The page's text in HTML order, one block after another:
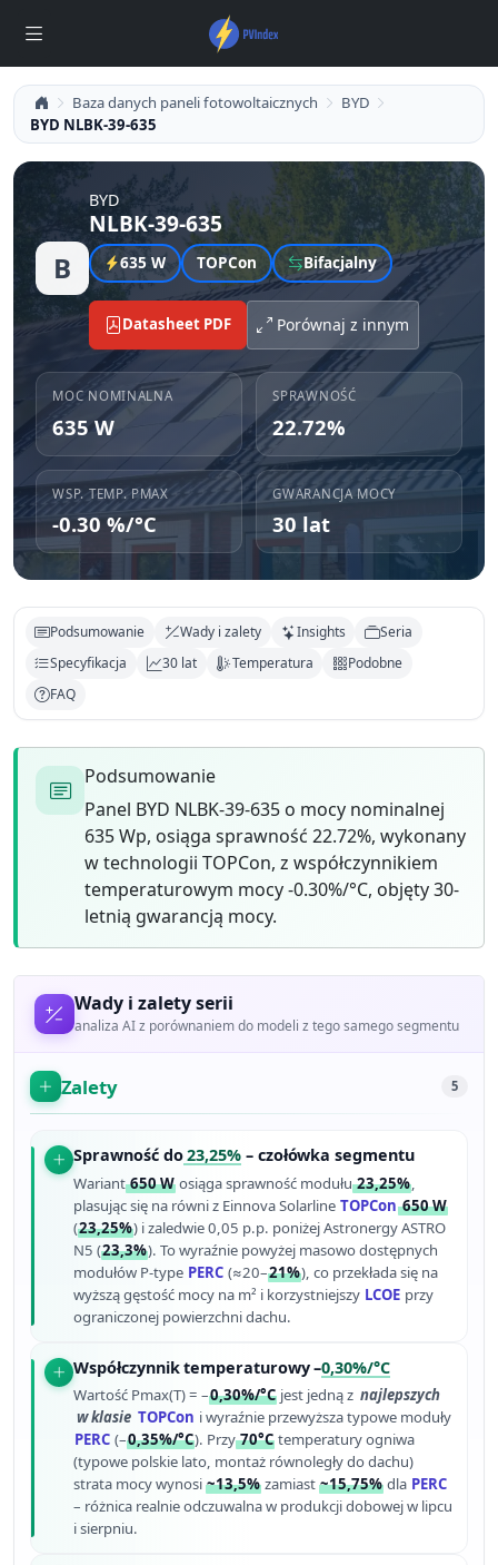
Baza danych paneli fotowoltaicznych
BYD
BYD NLBK-39-635
B
BYD
NLBK-39-635
635 W TOPCon Bifacjalny
Datasheet PDF Porównaj z innym
MOC NOMINALNA
635 W
SPRAWNOŚĆ
22.72%
WSP. TEMP. PMAX
-0.30 %/°C
GWARANCJA MOCY
30 lat
Podsumowanie Wady i zalety Insights
Seria
Specyfikacja
30 lat Temperatura
Podobne
FAQ
Podsumowanie
Panel BYD NLBK-39-635 o mocy nominalnej
635 Wp, osiąga sprawność 22.72%, wykonany
w technologii TOPCon, z współczynnikiem
temperaturowym mocy -0.30%/°C, objęty 30-
letnią gwarancją mocy.
Wady i zalety serii
analiza AI z porównaniem do modeli z tego samego segmentu
Zalety 5
Sprawność do23,25% – czołówka segmentu
Wariant650 W osiąga sprawność modułu23,25%,
plasując się na równi z Einnova Solarline TOPCon650 W
(23,25%) i zaledwie 0,05 p.p. poniżej Astronergy ASTRO
N5 (23,3%). To wyraźnie powyżej masowo dostępnych
modułów P-type PERC (≈20–21%), co przekłada się na
wyższą gęstość mocy na m² i korzystniejszy LCOE przy
ograniczonej powierzchni dachu.
Współczynnik temperaturowy –0,30%/°C
Wartość Pmax(T) = –0,30%/°C jest jedną z najlepszych
w klasie TOPCon i wyraźnie przewyższa typowe moduły
PERC (–0,35%/°C). Przy70°C temperatury ogniwa
(typowe polskie lato, montaż równoległy do dachu)
strata mocy wynosi~13,5% zamiast~15,75% dla PERC
– różnica realnie odczuwalna w produkcji dobowej w lipcu
i sierpniu.